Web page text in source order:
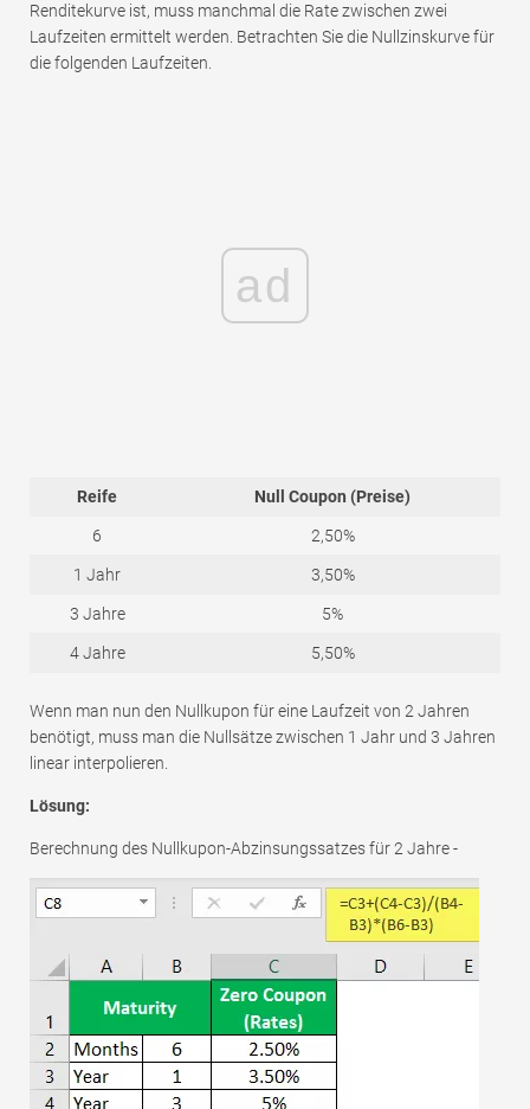
Renditekurve ist, muss manchmal die Rate zwischen zwei
Laufzeiten ermittelt werden. Betrachten Sie die Nullzinskurve für
die folgenden Laufzeiten.
ad
Reife Null Coupon (Preise)
6 2,50%
1 Jahr 3,50%
3 Jahre 5%
4 Jahre 5,50%
Wenn man nun den Nullkupon für eine Laufzeit von 2 Jahren
benötigt, muss man die Nullsätze zwischen 1 Jahr und 3 Jahren
linear interpolieren.
Lösung:
Berechnung des Nullkupon-Abzinsungssatzes für 2 Jahre -